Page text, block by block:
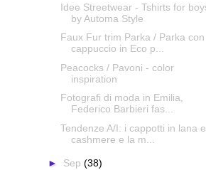
Idee Streetwear - Tshirts for
by Automa Style
Faux Fur trim Parka / Parka con
cappuccio in Eco p...
Peacocks / Pavoni - color
inspiration
Fotografi di moda in Emilia,
Federico Barbieri fas...
Tendenze A/I: i cappotti in lana e
cashmere e la m...
► Sep (38)